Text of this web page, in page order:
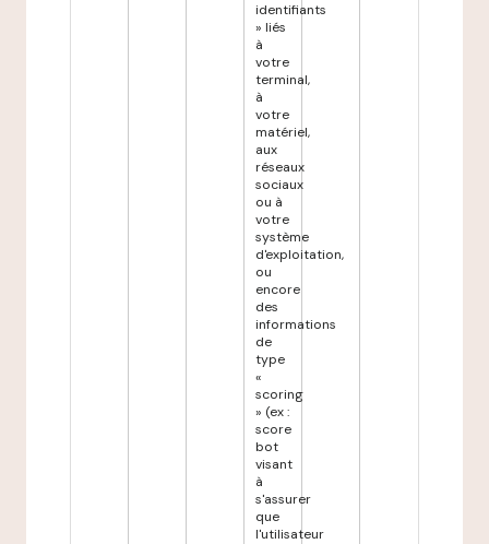
identifiants
» liés
à
votre
terminal,
à
votre
matériel,
aux
réseaux
sociaux
ou à
votre
système
d'exploitation,
ou
encore
des
informations
de
type
«
scoring
» (ex :
score
bot
visant
à
s'assurer
que
l'utilisateur